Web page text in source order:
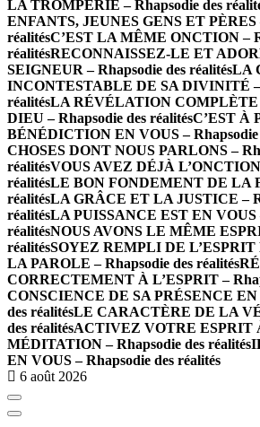
LA TROMPERIE – Rhapsodie des
ENFANTS, JEUNES GENS ET PÈRES
réalitésC’EST LA MÊME ONCTION –
réalitésRECONNAISSEZ-LE ET
SEIGNEUR – Rhapsodie des réalitésLA
INCONTESTABLE DE SA DIVINITÉ –
réalitésLA RÉVÉLATION COMPLÈTE
DIEU – Rhapsodie des réalitésC’EST À
BÉNÉDICTION EN VOUS – Rhapsodie
CHOSES DONT NOUS PARLONS –
réalitésVOUS AVEZ DÉJÀ L’ONCTION
réalitésLE BON FONDEMENT DE LA
réalitésLA GRÂCE ET LA JUSTICE –
réalitésLA PUISSANCE EST EN VOUS
réalitésNOUS AVONS LE MÊME
réalitésSOYEZ REMPLI DE
LA PAROLE – Rhapsodie des réalités
CORRECTEMENT À L’ESPRIT –
CONSCIENCE DE SA PRÉSENCE EN
des réalitésLE CARACTÈRE DE LA
des réalitésACTIVEZ VOTRE ESPRIT
MÉDITATION – Rhapsodie des réalités
EN VOUS – Rhapsodie des réalités
6 août 2026